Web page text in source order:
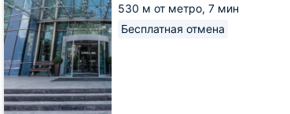
530 м от метро, 7 мин
Бесплатная отмена